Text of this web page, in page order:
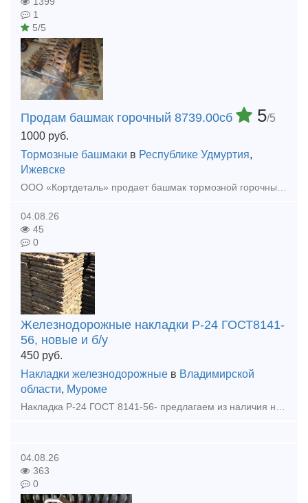
1
5/5
Продам башмак горочный 8739.00сб 5/5
1000 руб.
Тормозные башмаки в Республике Удмуртия,
Ижевске
ООО «Кортдеталь» продает башмак тормозной горочный 8739.00сб. Цена с НДС. Организуем доставку из Ижевска.
04.08.26
45
0
Железнодорожные накладки Р-24 ГОСТ8141-
56, новые и б/у
450 руб.
Накладки железнодорожные в Владимирской
области, Муроме
Накладка Р-24 ГОСТ 8141-56- предлагаем из наличия на нашем складе, новая, бу, гарантия качества, оперативная отгрузка. Оплата: наличными, безналичным расчетом, банковской картой. Скидки от выбора о
04.08.26
363
0